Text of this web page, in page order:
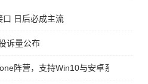
口 日后必成主流
诉量公布
阵营，支持Win10与安卓系统互刷